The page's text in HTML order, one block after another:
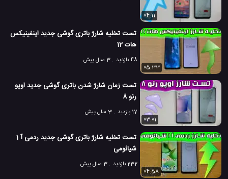
04:11
تست تخلیه شارژ باتری گوشی جدید اینفینیکس
هات 12
48 بازدید
3 سال پیش
05:33
تست زمان شارژ شدن باتری گوشی جدید اوپو
رنو 8
17 بازدید
3 سال پیش
03:01
تست تخلیه شارژ باتری گوشی جدید ردمی آ 1
شیائومی
232 بازدید
3 سال پیش
04:58